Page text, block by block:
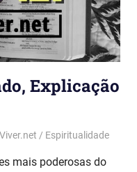
Explicação
Espiritualidade
mais poderosas do